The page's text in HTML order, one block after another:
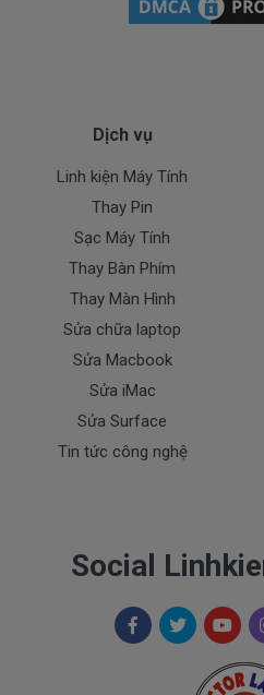
Xem thêm: Thay
hoặc đứt nét
Biểu hiện: Trên màn hình
đường thẳng ngang
xanh…
Nguyên nhân:Màn hình
hở hoặc gãy.
Đứt mạch truyền
của LCD
điều khiển
Cách khắc phục:
Đứt mạch bên
Panel: không thể
Đứt mạch ở sau
Dịch vụ
Linh kiện Máy Tính
Thay Pin
Sạc Máy Tính
Thay Bàn Phím
Thay Màn Hình
Sửa chữa laptop
Sửa Macbook
Sửa iMac
Sửa Surface
Tin tức công nghệ
Social